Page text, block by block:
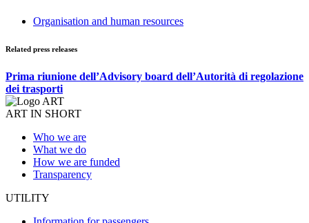
Organisation and human resources
Related press releases
Prima riunione dell’Advisory board dell’Autorità di regolazione
dei trasporti
ART IN SHORT
Who we are
What we do
How we are funded
Transparency
UTILITY